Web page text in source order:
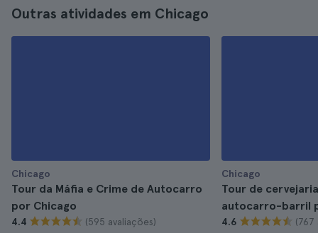
Outras atividades em Chicago
Chicago
Tour da Máfia e Crime de Autocarro
por Chicago
4.4 (595 avaliações)
Chicago
Tour de
autocarro-barril
4.6 (767